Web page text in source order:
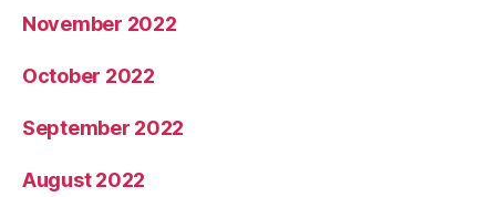
November 2022
October 2022
September 2022
August 2022